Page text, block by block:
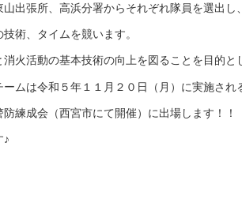
出張所、高浜分署からそれぞれ隊員を選出し
術、タイムを競います。
火活動の基本技術の向上を図ることを目的と
ームは令和５年１１月２０日（月）に実施され
練成会（西宮市にて開催）に出場します！！
♪